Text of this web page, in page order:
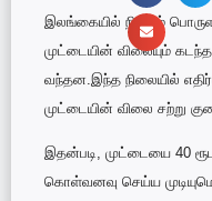
இலங்கையில் நிலவும்
முட்டையின் விலையும்
வந்தன.இந்த நிலையில்
முட்டையின் விலை சற்று
இதன்படி, முட்டையை 40
கொள்வனவு செய்ய